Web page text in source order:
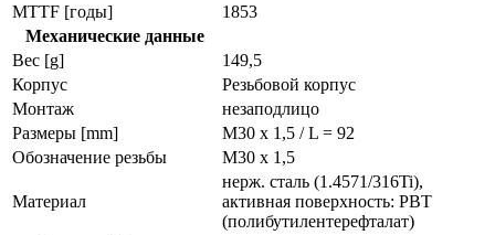
MTTF [годы]
1853
Механические данные
Вес [g]
149,5
Корпус
Резьбовой корпус
Монтаж
незаподлицо
Размеры [mm]
M30 x 1,5 / L = 92
Обозначение резьбы
M30 x 1,5
Материал
нерж. сталь (1.4571/316Ti),
активная поверхность: PBT
(полибутилентерефталат)